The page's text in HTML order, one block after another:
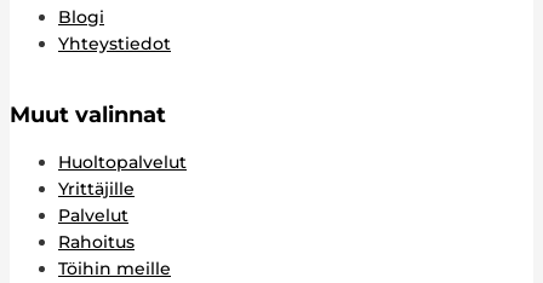
Blogi
Yhteystiedot
Muut valinnat
Huoltopalvelut
Yrittäjille
Palvelut
Rahoitus
Töihin meille